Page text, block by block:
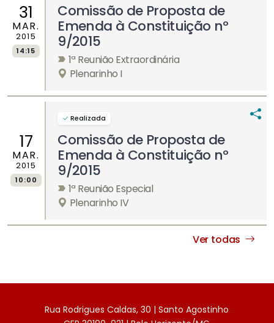
31
MAR.
2015
14:15
Comissão de Proposta de
Emenda à Constituição nº
9/2015
1ª Reunião Extraordinária
Plenarinho I
17
MAR.
2015
10:00
Realizada
Comissão de Proposta de
Emenda à Constituição nº
9/2015
1ª Reunião Especial
Plenarinho IV
Ver todas
Rua Rodrigues Caldas, 30 | Santo Agostinho